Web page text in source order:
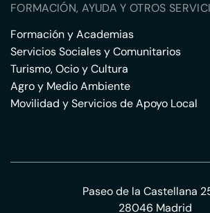
FORMACIÓN, AYUDA Y OTROS
Formación y Academias
Servicios Sociales y Comunitarios
Turismo, Ocio y Cultura
Agro y Medio Ambiente
Movilidad y Servicios de Apoyo Local
Paseo de la Castellana
28046 Madrid